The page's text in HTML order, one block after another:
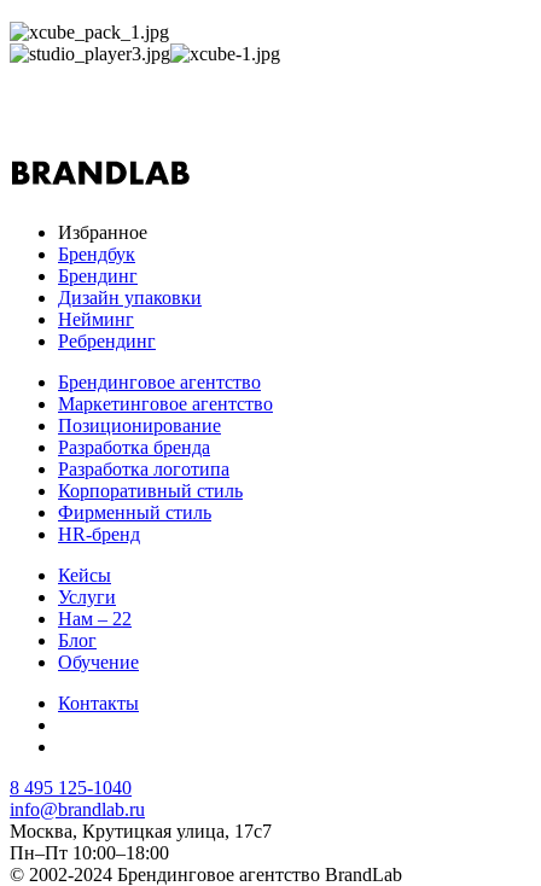
Избранное
Брендбук
Брендинг
Дизайн упаковки
Нейминг
Ребрендинг
Брендинговое агентство
Маркетинговое агентство
Позиционирование
Разработка бренда
Разработка логотипа
Корпоративный стиль
Фирменный стиль
HR-бренд
Кейсы
Услуги
Нам – 22
Блог
Обучение
Контакты
8 495 125-1040
info@brandlab.ru
Москва, Крутицкая улица, 17с7
Пн–Пт 10:00–18:00
© 2002-2024 Брендинговое агентство BrandLab